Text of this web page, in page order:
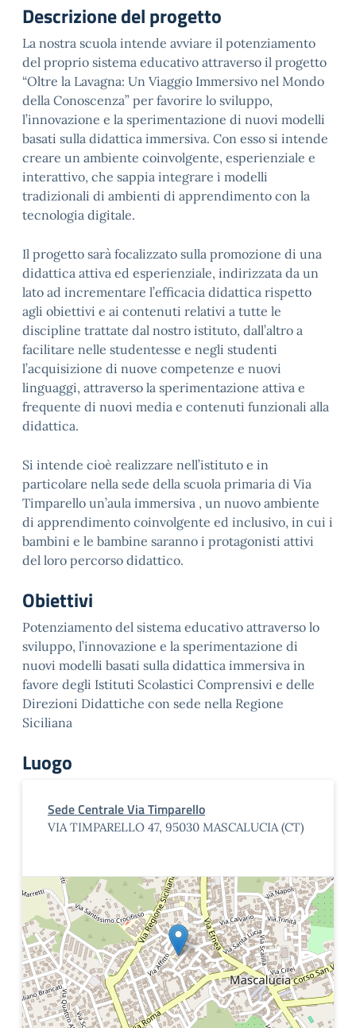
Descrizione del progetto
La nostra scuola intende avviare il potenziamento
del proprio sistema educativo attraverso il progetto
“Oltre la Lavagna: Un Viaggio Immersivo nel Mondo
della Conoscenza” per favorire lo sviluppo,
l’innovazione e la sperimentazione di nuovi modelli
basati sulla didattica immersiva. Con esso si intende
creare un ambiente coinvolgente, esperienziale e
interattivo, che sappia integrare i modelli
tradizionali di ambienti di apprendimento con la
tecnologia digitale.
Il progetto sarà focalizzato sulla promozione di una
didattica attiva ed esperienziale, indirizzata da un
lato ad incrementare l’efficacia didattica rispetto
agli obiettivi e ai contenuti relativi a tutte le
discipline trattate dal nostro istituto, dall’altro a
facilitare nelle studentesse e negli studenti
l’acquisizione di nuove competenze e nuovi
linguaggi, attraverso la sperimentazione attiva e
frequente di nuovi media e contenuti funzionali alla
didattica.
Si intende cioè realizzare nell’istituto e in
particolare nella sede della scuola primaria di Via
Timparello un’aula immersiva , un nuovo ambiente
di apprendimento coinvolgente ed inclusivo, in cui i
bambini e le bambine saranno i protagonisti attivi
del loro percorso didattico.
Obiettivi
Potenziamento del sistema educativo attraverso lo
sviluppo, l’innovazione e la sperimentazione di
nuovi modelli basati sulla didattica immersiva in
favore degli Istituti Scolastici Comprensivi e delle
Direzioni Didattiche con sede nella Regione
Siciliana
Luogo
Sede Centrale Via Timparello
VIA TIMPARELLO 47, 95030 MASCALUCIA (CT)